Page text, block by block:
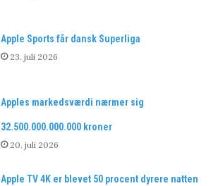
Apple Sports får dansk Superliga
23. juli 2026
Apples markedsværdi nærmer sig
32.500.000.000.000 kroner
20. juli 2026
Apple TV 4K er blevet 50 procent dyrere natten